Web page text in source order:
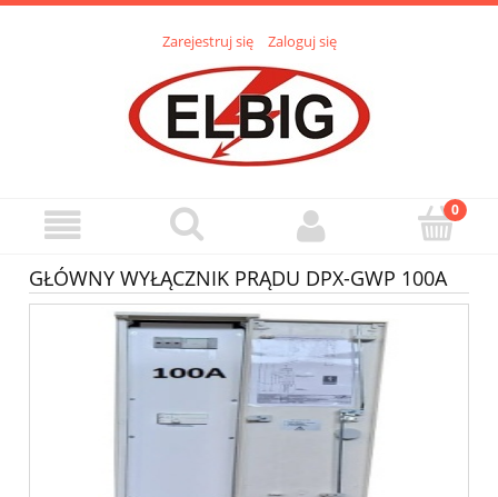
Zarejestruj się Zaloguj się
GŁÓWNY WYŁĄCZNIK PRĄDU DPX-GWP 100A